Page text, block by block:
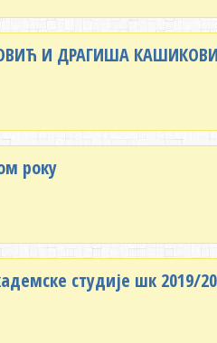
И ДРАГИША
року
студије шк 2019/